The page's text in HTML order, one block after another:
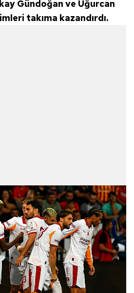
Gündoğan ve Uğurcan
takıma kazandırdı.